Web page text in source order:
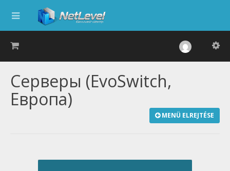
Серверы (EvoSwitch,
Европа)
MENÜ ELREJTÉSE